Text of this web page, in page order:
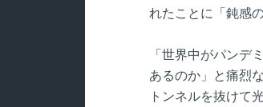
れたことに「鈍感
「世界中がパンデ
あるのか」と痛烈
トンネルを抜けて